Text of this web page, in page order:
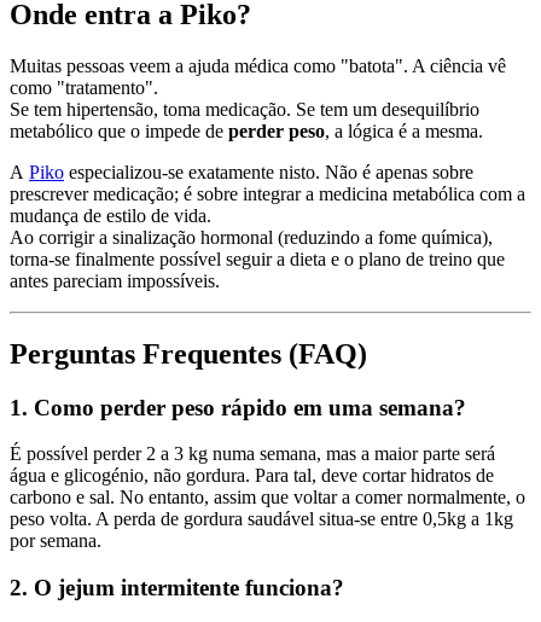
Onde entra a Piko?
Muitas pessoas veem a ajuda médica como "batota". A ciência vê
como "tratamento".
Se tem hipertensão, toma medicação. Se tem um desequilíbrio
metabólico que o impede de perder peso, a lógica é a mesma.
A Piko especializou-se exatamente nisto. Não é apenas sobre
prescrever medicação; é sobre integrar a medicina metabólica com a
mudança de estilo de vida.
Ao corrigir a sinalização hormonal (reduzindo a fome química),
torna-se finalmente possível seguir a dieta e o plano de treino que
antes pareciam impossíveis.
Perguntas Frequentes (FAQ)
1. Como perder peso rápido em uma semana?
É possível perder 2 a 3 kg numa semana, mas a maior parte será
água e glicogénio, não gordura. Para tal, deve cortar hidratos de
carbono e sal. No entanto, assim que voltar a comer normalmente, o
peso volta. A perda de gordura saudável situa-se entre 0,5kg a 1kg
por semana.
2. O jejum intermitente funciona?